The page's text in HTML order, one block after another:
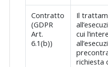
Contratto
(GDPR
Art.
6.1(b))
Il
cui
richiesta